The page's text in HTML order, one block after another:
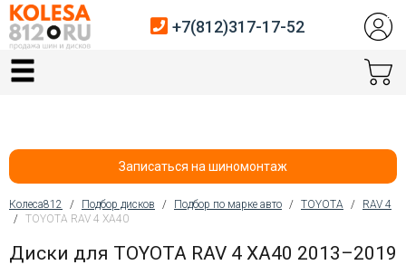
Главная
Автосервис
+7(812)317-17-52
Записаться на шиномонтаж
Вы здесь
Колеса812 / Подбор дисков / Подбор по марке авто / TOYOTA /
RAV 4
/ TOYOTA RAV 4 XA40
Диски для TOYOTA RAV 4 XA40 2013–2019